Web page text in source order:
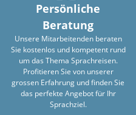
Persönliche
Beratung
Unsere Mitarbeitenden beraten
Sie kostenlos und kompetent rund
um das Thema Sprachreisen.
Profitieren Sie von unserer
grossen Erfahrung und finden Sie
das perfekte Angebot für Ihr
Sprachziel.